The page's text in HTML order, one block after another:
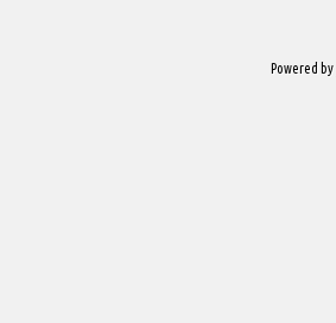
Powered by